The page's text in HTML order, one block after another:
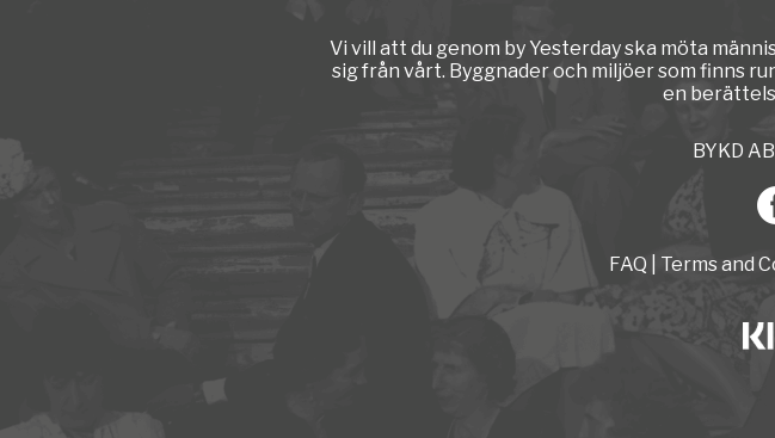
Vi vill att du genom by Yesterday ska möta
sig från vårt. Byggnader och miljöer som finns
en
BYKD
FAQ Terms and